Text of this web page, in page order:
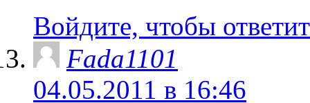
Войдите, чтобы
Fada1101
04.05.2011 в 16:46